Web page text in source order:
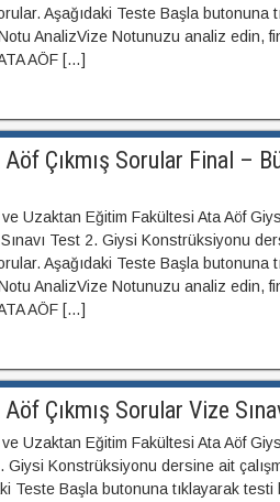
Aşağıdaki Teste Başla butonuna
AnalizVize Notunuzu analiz edin,
AÖF […]
Çıkmış Sorular Final –
Uzaktan Eğitim Fakültesi Ata Aöf
Test 2. Giysi Konstrüksiyonu
Aşağıdaki Teste Başla butonuna
AnalizVize Notunuzu analiz edin,
AÖF […]
Çıkmış Sorular Vize
Uzaktan Eğitim Fakültesi Ata Aöf
Giysi Konstrüksiyonu dersine ait
Teste Başla butonuna tıklayarak